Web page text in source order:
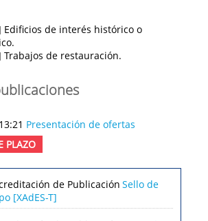
Edificios de interés histórico o
Trabajos de restauración.
Presentación de ofertas
PLAZO
de Publicación Sello de
[XAdES-T]